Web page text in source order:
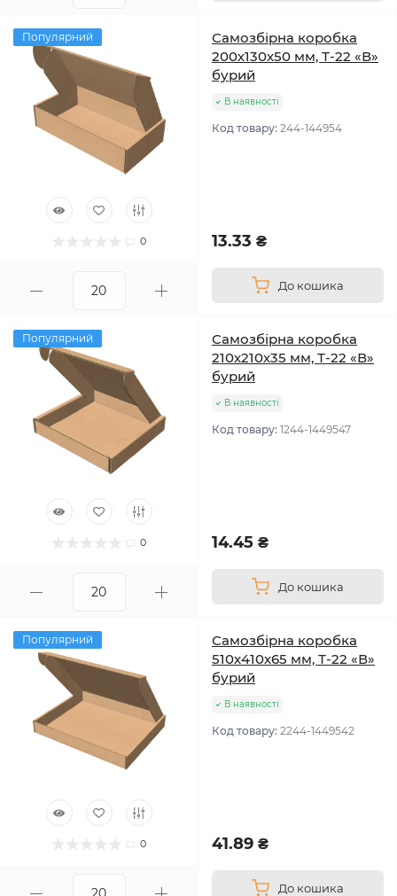
Популярний
0
Самозбірна коробка
200х130х50 мм, Т-22 «В»
бурий
В наявності
Код товару: 244-144954
13.33 ₴
До кошика
Популярний
0
Самозбірна коробка
210х210х35 мм, Т-22 «В»
бурий
В наявності
Код товару: 1244-1449547
14.45 ₴
До кошика
Популярний
0
Самозбірна коробка
510х410х65 мм, Т-22 «В»
бурий
В наявності
Код товару: 2244-1449542
41.89 ₴
До кошика